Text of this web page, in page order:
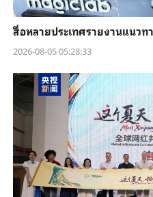
สื่อหลายประเทศรายงานแนว
2026-08-05 05:28:33